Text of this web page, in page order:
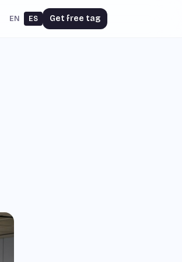
EN ES Get free tag